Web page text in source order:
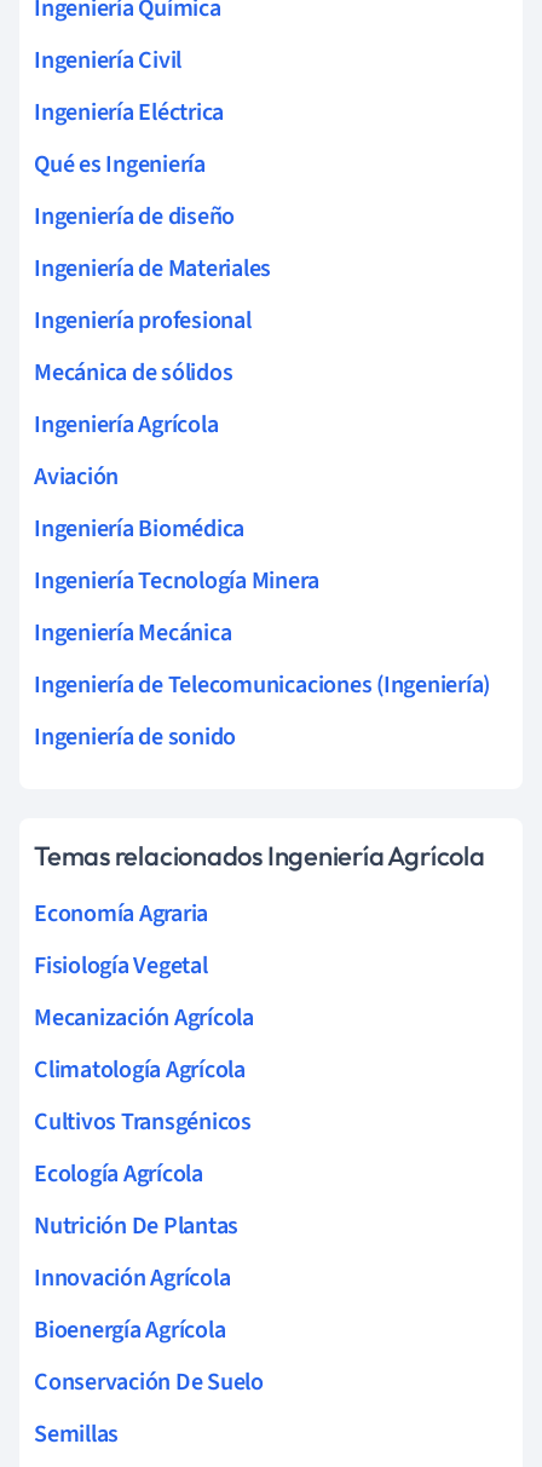
Ingeniería Química
Ingeniería Civil
Ingeniería Eléctrica
Qué es Ingeniería
Ingeniería de diseño
Ingeniería de Materiales
Ingeniería profesional
Mecánica de sólidos
Ingeniería Agrícola
Aviación
Ingeniería Biomédica
Ingeniería Tecnología Minera
Ingeniería Mecánica
Ingeniería de Telecomunicaciones (Ingeniería)
Ingeniería de sonido
Temas relacionados Ingeniería Agrícola
Economía Agraria
Fisiología Vegetal
Mecanización Agrícola
Climatología Agrícola
Cultivos Transgénicos
Ecología Agrícola
Nutrición De Plantas
Innovación Agrícola
Bioenergía Agrícola
Conservación De Suelo
Semillas